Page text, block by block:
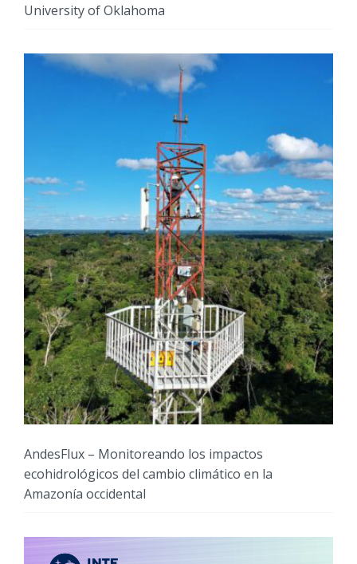
University of Oklahoma
AndesFlux – Monitoreando los impactos
ecohidrológicos del cambio climático en la
Amazonía occidental